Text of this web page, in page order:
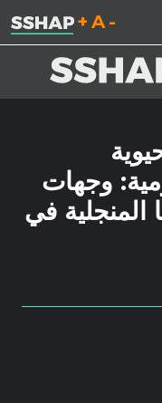
تقليل حجم الخط.
إعادة ضبط حجم
زيادة حجم
وجهات
المنجلية في